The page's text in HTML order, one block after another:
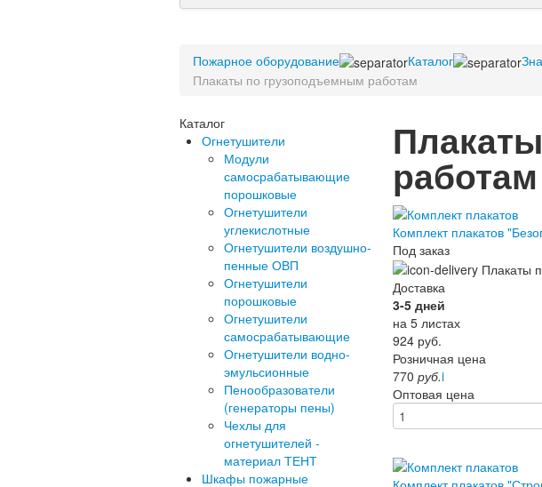
Пожарное оборудование Каталог
Плакаты по грузоподъемным работам
Каталог
Огнетушители
Модули
самосрабатывающие
порошковые
Огнетушители
углекислотные
Огнетушители воздушно-
пенные ОВП
Огнетушители
порошковые
Огнетушители
самосрабатывающие
Огнетушители водно-
эмульсионные
Пенообразователи
(генераторы пены)
Чехлы для
огнетушителей -
материал ТЕНТ
Шкафы пожарные
работам
Комплект плакатов
Под заказ
Доставка
3-5 дней
на 5 листах
924 руб.
Розничная цена
770 руб.i
Оптовая цена